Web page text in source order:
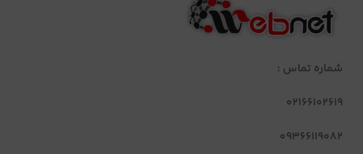
شماره تماس :
02166102619
09366119082